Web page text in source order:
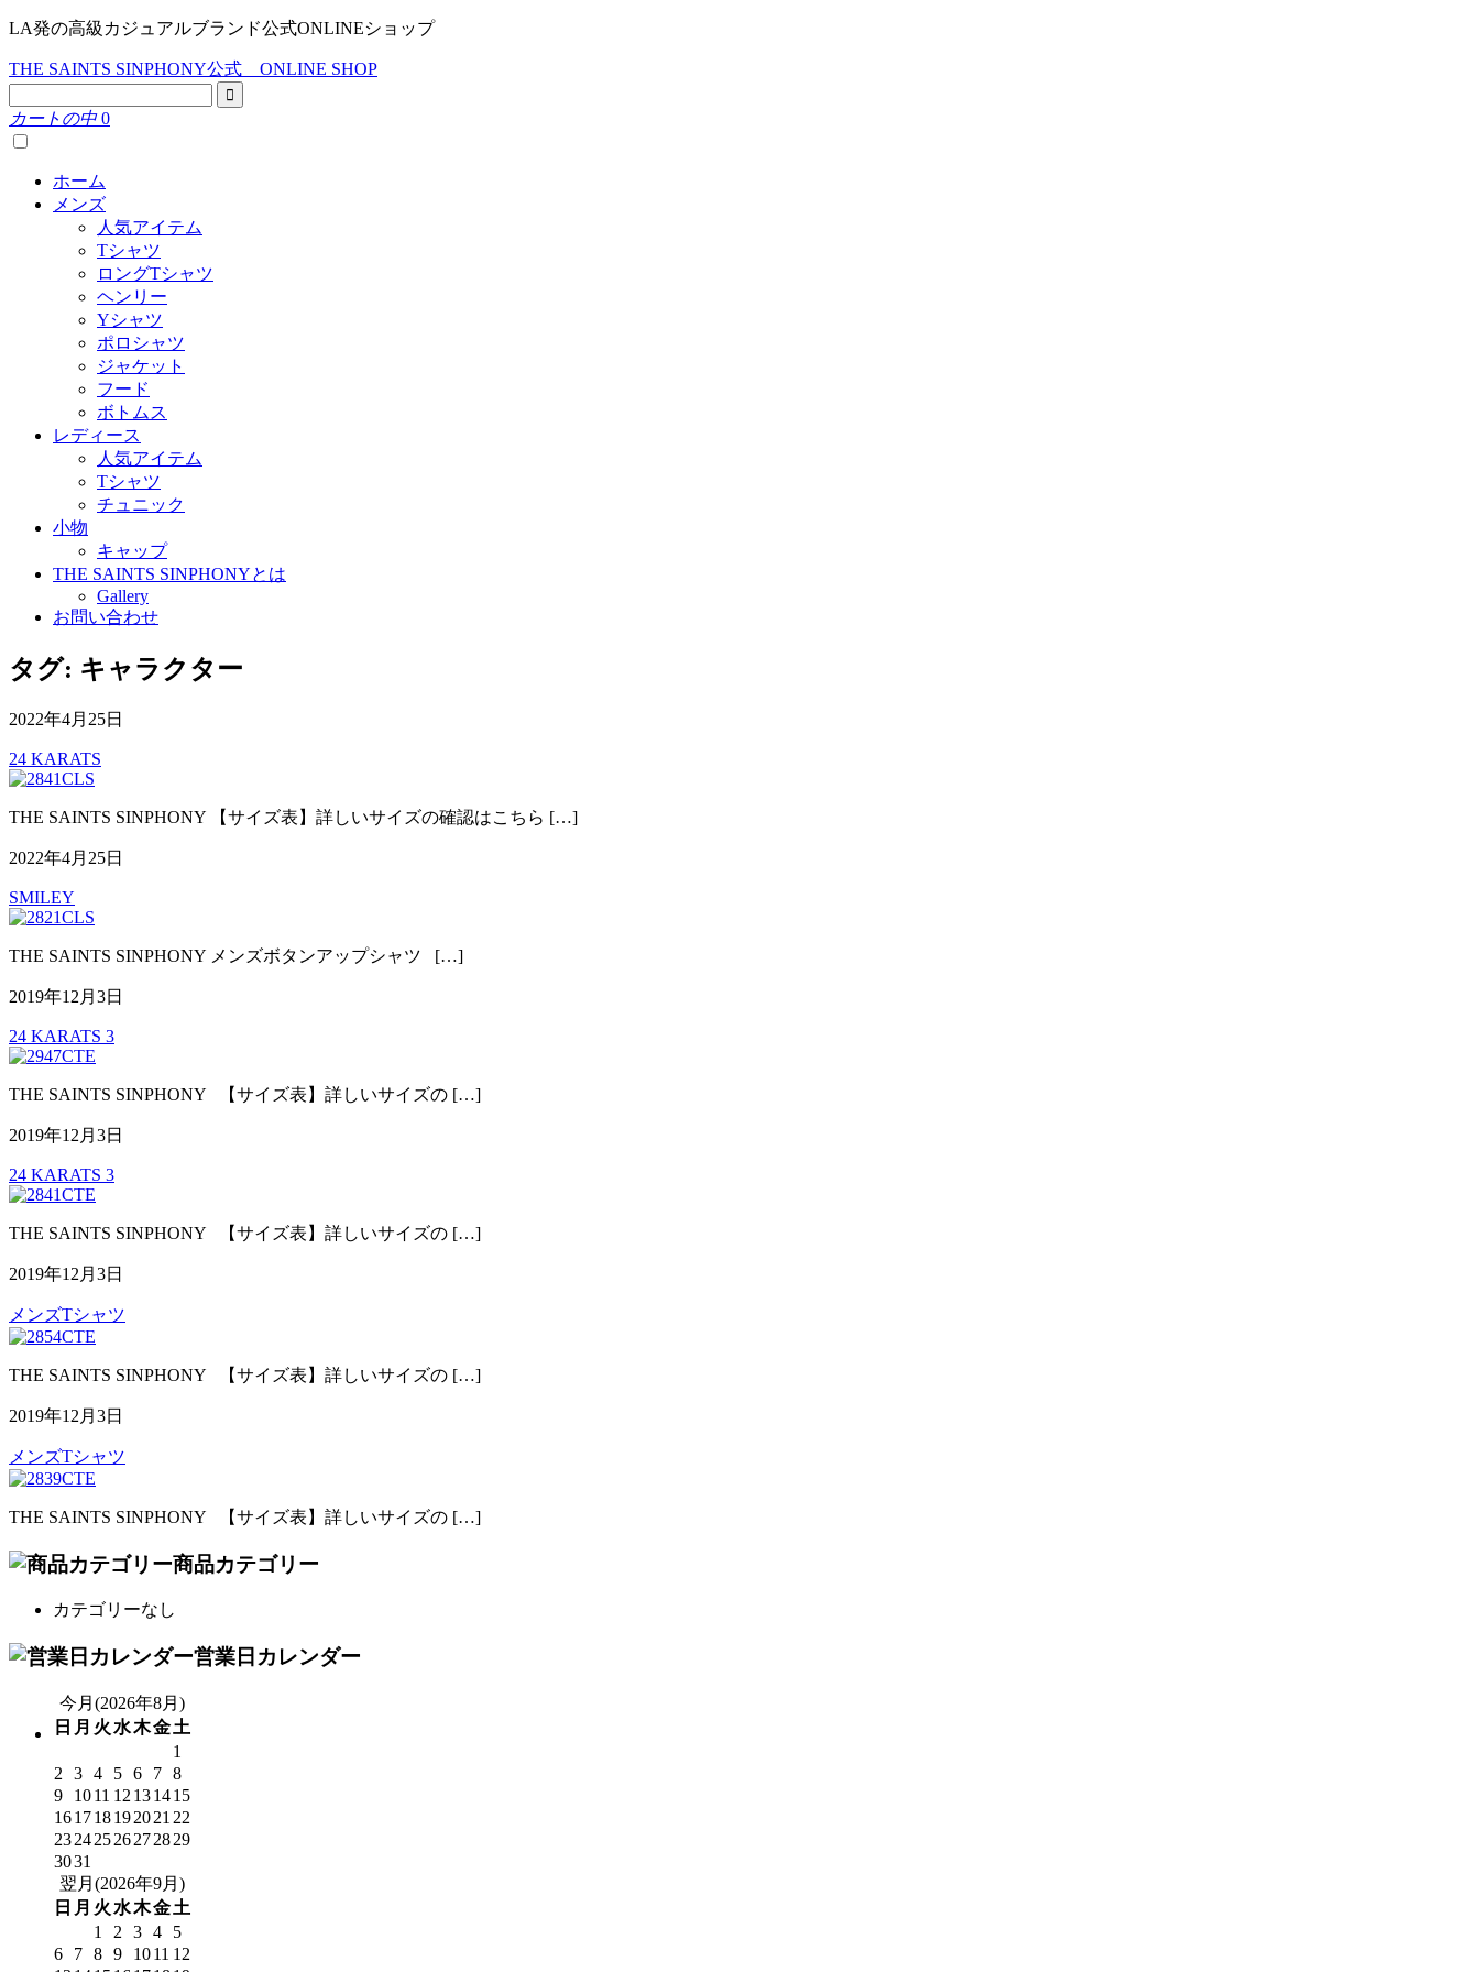
LA発の高級カジュアルブランド公式ONLINEショップ
THE SAINTS SINPHONY公式 ONLINE SHOP
カートの中 0
ホーム
メンズ
人気アイテム
Tシャツ
ロングTシャツ
ヘンリー
Yシャツ
ポロシャツ
ジャケット
フード
ボトムス
レディース
人気アイテム
Tシャツ
チュニック
小物
キャップ
THE SAINTS SINPHONYとは
Gallery
お問い合わせ
タグ: キャラクター
2022年4月25日
24 KARATS
THE SAINTS SINPHONY 【サイズ表】詳しいサイズの確認はこちら […]
2022年4月25日
SMILEY
THE SAINTS SINPHONY メンズボタンアップシャツ […]
2019年12月3日
24 KARATS 3
THE SAINTS SINPHONY 【サイズ表】詳しいサイズの […]
2019年12月3日
24 KARATS 3
THE SAINTS SINPHONY 【サイズ表】詳しいサイズの […]
2019年12月3日
メンズTシャツ
THE SAINTS SINPHONY 【サイズ表】詳しいサイズの […]
2019年12月3日
メンズTシャツ
THE SAINTS SINPHONY 【サイズ表】詳しいサイズの […]
商品カテゴリー
カテゴリーなし
営業日カレンダー
今月(2026年8月)
日 月 火 水木金土
1
2
3 4 5 6 7 8
9
1011 12 131415
161718192021 22
23242526272829
3031
翌月(2026年9月)
日 月 火 水木金土
1
2 3 4
5
6
7 8 9 1011 12